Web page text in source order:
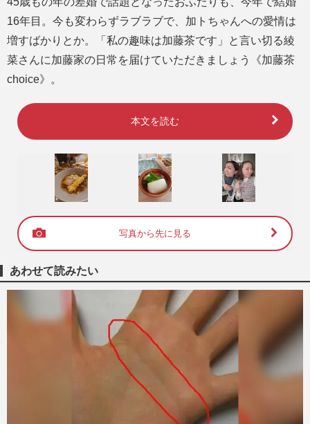
16年目。今も変わらずラブラブで、加トちゃんへの愛情は
増すばかりとか。「私の趣味は加藤茶です」と言い切る綾
菜さんに加藤家の日常を届けていただきましょう《加藤茶
choice》。
本文を読む
写真から先に見る
あわせて読みたい